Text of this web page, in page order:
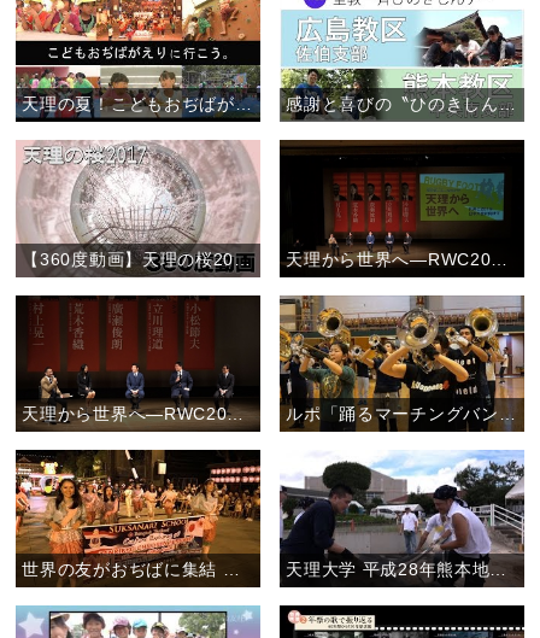
天理の夏！こどもおぢばがえりに行こう。 感謝と喜びの〝ひのきしんデー〟(2017年)
【360度動画】天理の桜2017
天理から世界へ―RWC2019日本大会に向けて―前半ダイジェスト ルポ「踊るマーチングバンド―愛町吹奏楽団の魅力―」